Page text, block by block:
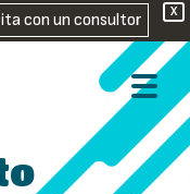
X
con un consultor